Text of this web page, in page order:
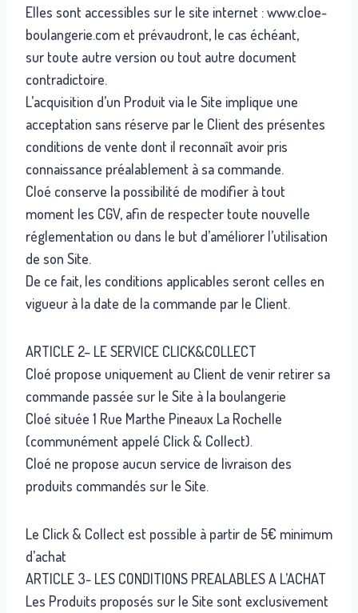
Elles sont accessibles sur le site internet : www.cloe-
boulangerie.com et prévaudront, le cas échéant,
sur toute autre version ou tout autre document
contradictoire.
L’acquisition d’un Produit via le Site implique une
acceptation sans réserve par le Client des présentes
conditions de vente dont il reconnaît avoir pris
connaissance préalablement à sa commande.
Cloé conserve la possibilité de modifier à tout
moment les CGV, afin de respecter toute nouvelle
réglementation ou dans le but d’améliorer l’utilisation
de son Site.
De ce fait, les conditions applicables seront celles en
vigueur à la date de la commande par le Client.
ARTICLE 2– LE SERVICE CLICK&COLLECT
Cloé propose uniquement au Client de venir retirer sa
commande passée sur le Site à la boulangerie
Cloé située 1 Rue Marthe Pineaux La Rochelle
(communément appelé Click & Collect).
Cloé ne propose aucun service de livraison des
produits commandés sur le Site.
Le Click & Collect est possible à partir de 5€ minimum
d’achat
ARTICLE 3- LES CONDITIONS PREALABLES A L’ACHAT
Les Produits proposés sur le Site sont exclusivement